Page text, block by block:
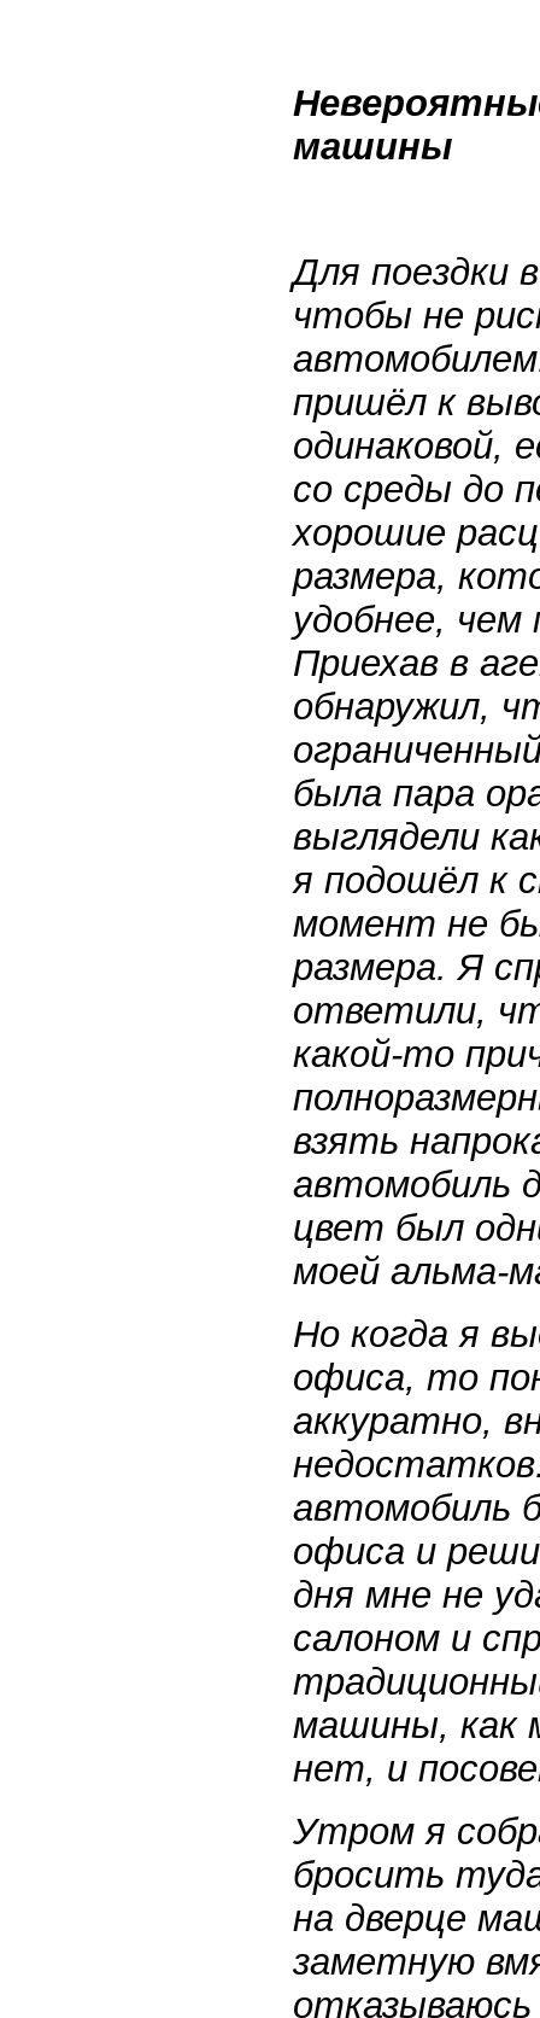
машины
Для поездки
чтобы не
пришёл к
одинаковой,
со среды до
хорошие
размера,
удобнее,
Приехав в
обнаружил,
была пара
выглядели
я подошёл к
момент не
размера. Я
ответили,
какой-то
взять
автомобиль
цвет был
моей альма-
Но когда я
офиса, то
аккуратно,
автомобиль
офиса и
дня мне не
салоном и
машины, как
нет, и
Утром я
бросить
на дверце
заметную